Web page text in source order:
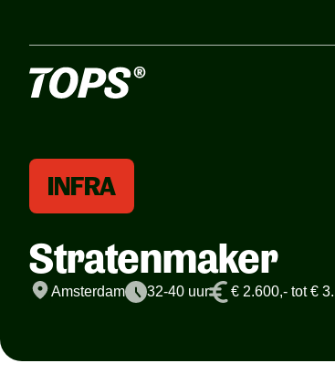
INFRA
Stratenmaker
Amsterdam 32-40 uur € 2.600,- tot €